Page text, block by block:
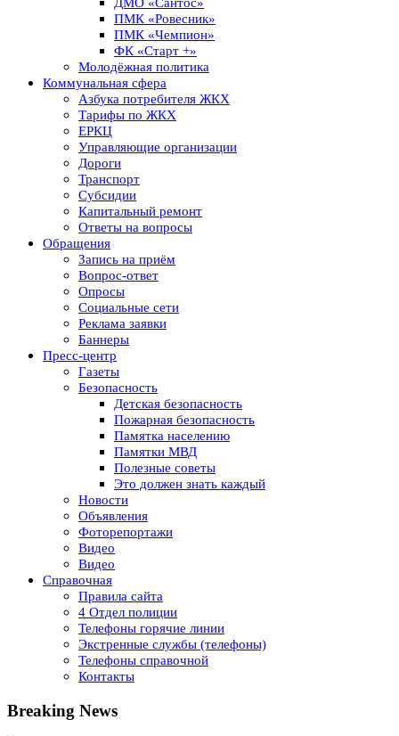
ДМО «Сантос»
ПМК «Ровесник»
ПМК «Чемпион»
ФК «Старт +»
Молодёжная политика
Коммунальная сфера
Азбука потребителя ЖКХ
Тарифы по ЖКХ
ЕРКЦ
Управляющие организации
Дороги
Транспорт
Субсидии
Капитальный ремонт
Ответы на вопросы
Обращения
Запись на приём
Вопрос-ответ
Опросы
Социальные сети
Реклама заявки
Баннеры
Пресс-центр
Газеты
Безопасность
Детская безопасность
Пожарная безопасность
Памятка населению
Памятки МВД
Полезные советы
Это должен знать каждый
Новости
Объявления
Фоторепортажи
Видео
Видео
Справочная
Правила сайта
4 Отдел полиции
Телефоны горячие линии
Экстренные службы (телефоны)
Телефоны справочной
Контакты
Breaking News